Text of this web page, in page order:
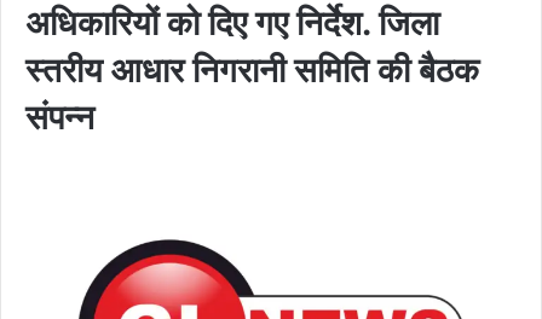
अधिकारियों को दिए गए निर्देश. जिला
स्तरीय आधार निगरानी समिति की बैठक
संपन्न